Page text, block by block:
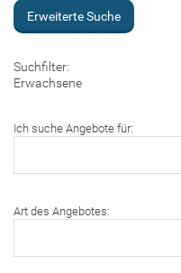
Erweiterte Suche
Suchfilter:
Erwachsene
Ich suche Angebote für:
Art des Angebotes: